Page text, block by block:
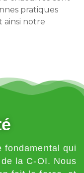
pratiques
ainsi notre
fondamental qui
la C-OI. Nous